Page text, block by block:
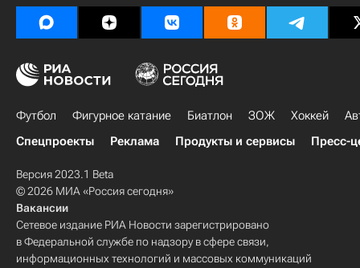
Футбол Фигурное катание Биатлон ЗОЖ Хоккей
Спецпроекты
Реклама Продукты и сервисы Пресс-
Версия 2023.1 Beta
© 2026 МИА «Россия сегодня»
Вакансии
Сетевое издание РИА Новости зарегистрировано
в Федеральной службе по надзору в сфере связи,
информационных технологий и массовых коммуникаций